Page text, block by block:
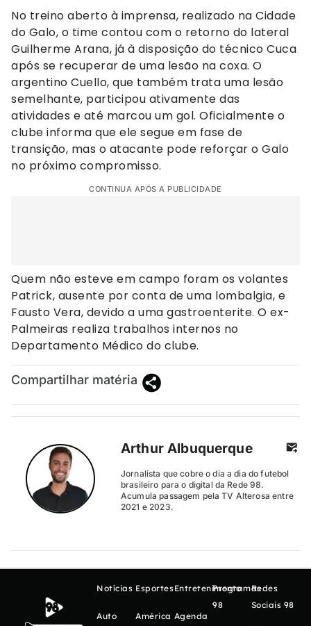
No treino aberto à imprensa, realizado na Cidade
do Galo, o time contou com o retorno do lateral
Guilherme Arana, já à disposição do técnico Cuca
após se recuperar de uma lesão na coxa. O
argentino Cuello, que também trata uma lesão
semelhante, participou ativamente das
atividades e até marcou um gol. Oficialmente o
clube informa que ele segue em fase de
transição, mas o atacante pode reforçar o Galo
no próximo compromisso.
CONTINUA APÓS A PUBLICIDADE
Quem não esteve em campo foram os volantes
Patrick, ausente por conta de uma lombalgia, e
Fausto Vera, devido a uma gastroenterite. O ex-
Palmeiras realiza trabalhos internos no
Departamento Médico do clube.
Compartilhar matéria
Arthur Albuquerque
Jornalista que cobre o dia a dia do futebol
brasileiro para o digital da Rede 98.
Acumula passagem pela TV Alterosa entre
2021 e 2023.
Notícias
Auto
Esportes
América
Entretenimento
Agenda
Programas
98
Redes
Sociais 98